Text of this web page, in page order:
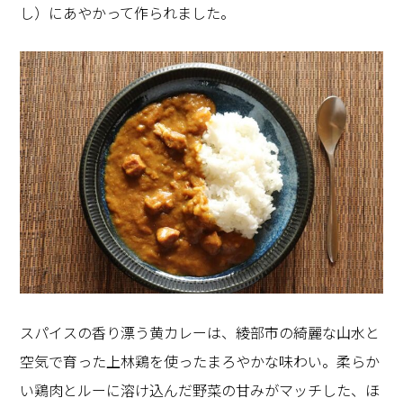
し）にあやかって作られました。
スパイスの香り漂う黄カレーは、綾部市の綺麗な山水と
空気で育った上林鶏を使ったまろやかな味わい。柔らか
い鶏肉とルーに溶け込んだ野菜の甘みがマッチした、ほ